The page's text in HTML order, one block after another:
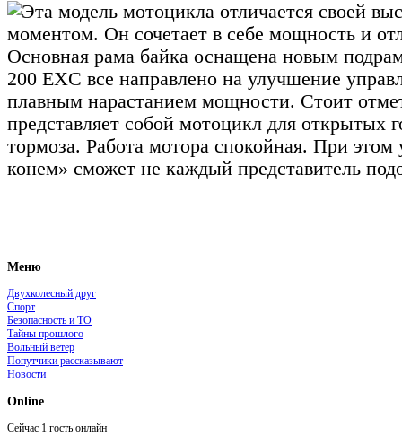
Эта модель мотоцикла отличается своей
моментом. Он сочетает в себе мощность и
Основная рама байка оснащена новым
200 EXC все направлено на улучшение
плавным нарастанием мощности. Стоит
представляет собой мотоцикл для открытых
тормоза. Работа мотора спокойная. При этом
конем» сможет не каждый представитель
Меню
Двухколесный друг
Спорт
Безопасность и ТО
Тайны прошлого
Вольный ветер
Попутчики рассказывают
Новости
Online
Сейчас 1 гость онлайн